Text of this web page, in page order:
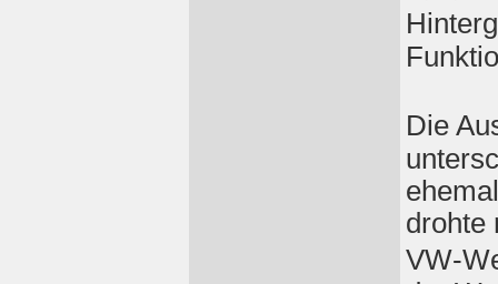
Die
drohte
VW-